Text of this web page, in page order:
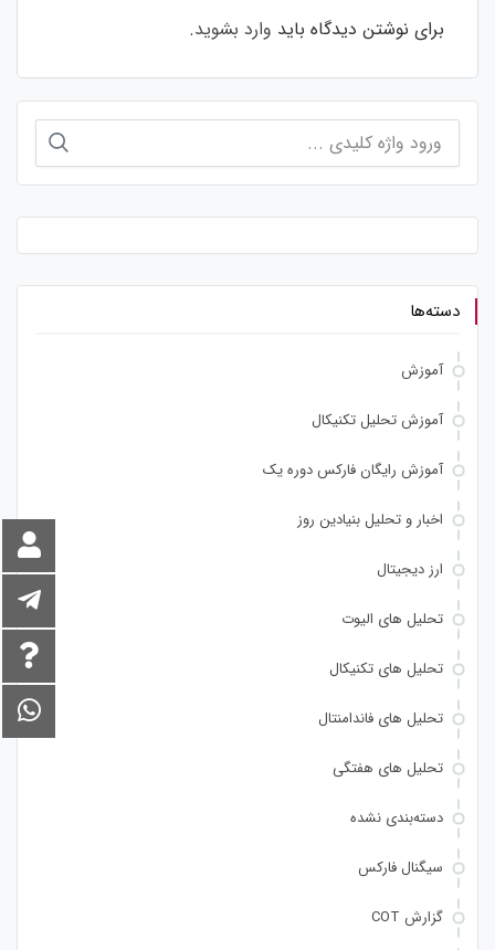
برای نوشتن دیدگاه باید وارد بشوید.
برای:
دسته‌ها
آموزش
آموزش تحلیل تکنیکال
آموزش رایگان فارکس دوره یک
اخبار و تحلیل بنیادین روز
ارز دیجیتال
تحلیل های الیوت
تحلیل های تکنیکال
تحلیل های فاندامنتال
تحلیل های هفتگی
دسته‌بندی نشده
سیگنال فارکس
گزارش COT